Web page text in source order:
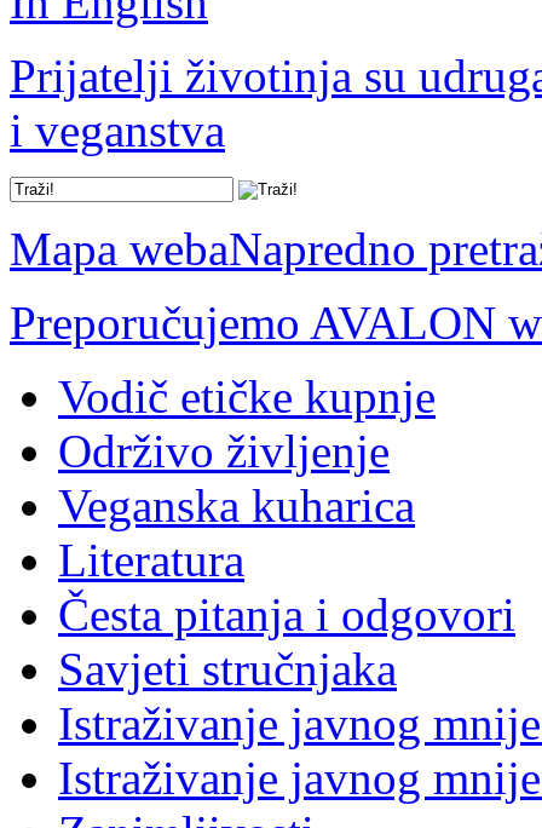
Prijatelji životinja su
i veganstva
Mapa webaNapredno
Preporučujemo AVALON
Vodič etičke kupnje
Održivo življenje
Veganska kuharica
Literatura
Česta pitanja i odgovori
Savjeti stručnjaka
Istraživanje javnog
Istraživanje javnog